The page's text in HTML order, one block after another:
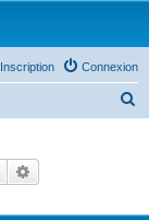
Connexion
Inscription
Rechercher